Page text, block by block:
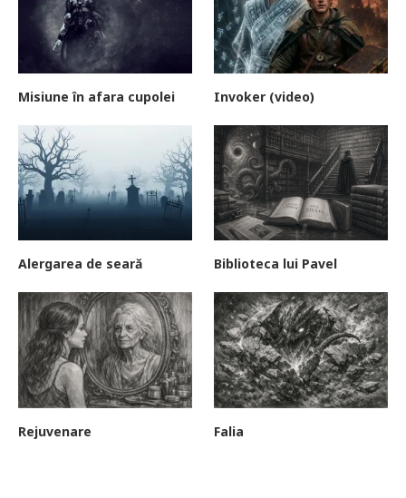
Misiune în afara cupolei Invoker (video)
Alergarea de seară Biblioteca lui Pavel
Rejuvenare Falia